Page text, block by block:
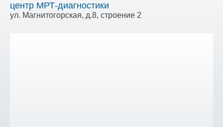
центр МРТ-диагностики
ул. Магнитогорская, д.8, строение 2